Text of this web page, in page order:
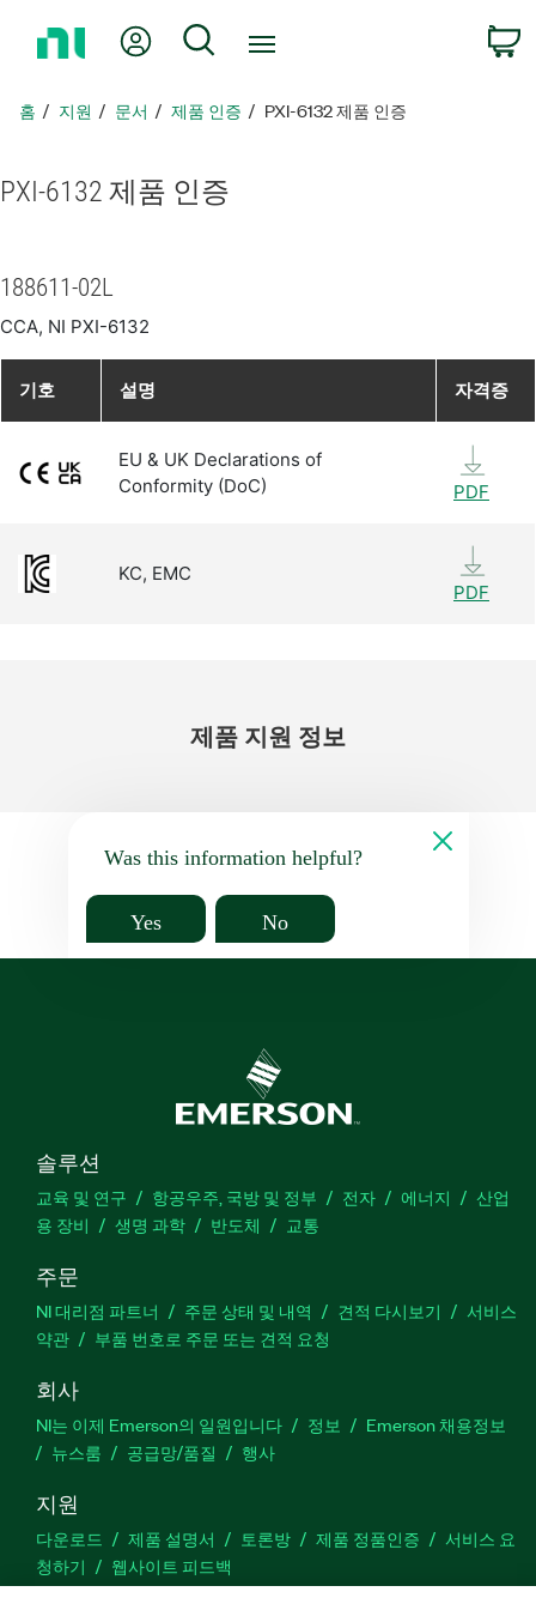
지
아
내 계정 검색
홈 지원 문서 제품 인증 PXI-6132 제품 인증
PXI-6132 제품 인증
188611-02L
CCA, NI PXI-6132
기호 설명 자격증
EU & UK Declarations of
Conformity (DoC)
PDF
KC, EMC
PDF
제품 지원 정보
Was this information helpful?
Yes No
솔루션
교육 및 연구 항공우주, 국방 및 정부 전자 에너지
산업
용 장비
생명 과학 반도체 교통
주문
NI 대리점 파트너 주문 상태 및 내역 견적 다시보기
서비스
약관
부품 번호로 주문 또는 견적 요청
회사
NI는 이제 Emerson의 일원입니다 정보
Emerson 채용정보
뉴스룸
공급망/품질 행사
지원
다운로드 제품 설명서 토론방 제품 정품인증
서비스 요
청하기
웹사이트 피드백